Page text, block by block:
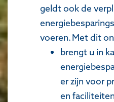
geldt ook de
voeren. Met dit
brengt u in
er zijn voor
en